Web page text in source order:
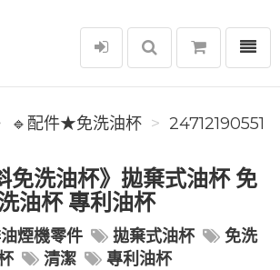
選單
🔹配件★免洗油杯 24712190551
免洗油杯》拋棄式油杯 免
油杯 專利油杯
煙機零件 拋棄式油杯
免洗
清潔 專利油杯